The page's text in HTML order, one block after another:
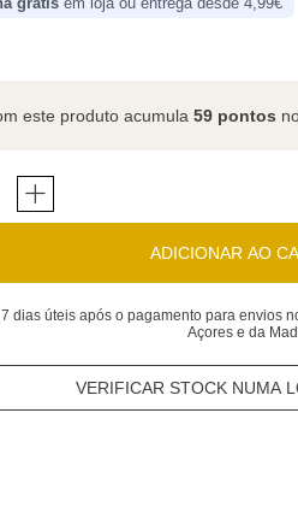
este produto acumula59 pontos
ADICIONAR AO
7 dias úteis após o pagamento para envios
Açores e da
VERIFICAR STOCK NUMA